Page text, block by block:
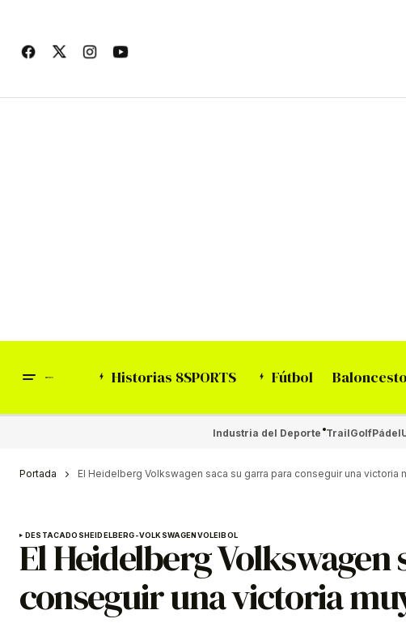
Historias 8SPORTS Fútbol Baloncesto
Industria del Deporte TrailGolfPádel
Portada El Heidelberg Volkswagen saca su garra para conseguir una victoria
DESTACADOSHEIDELBERG-VOLKSWAGENVOLEIBOL
El Heidelberg Volkswagen
conseguir una victoria